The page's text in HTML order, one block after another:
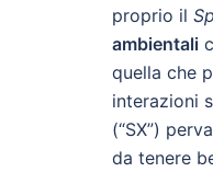
proprio il
ambientali
quella che
interazioni
(“SX”)
da tenere